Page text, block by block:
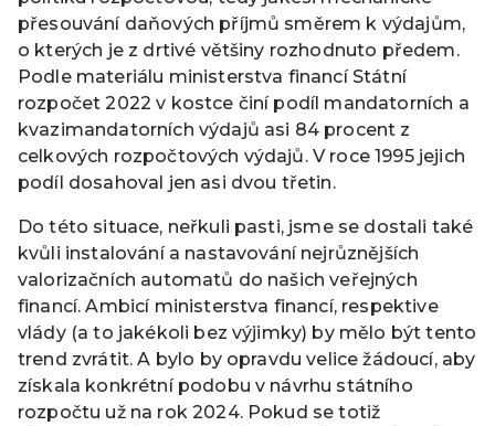
přesouvání daňových příjmů směrem k výdajům,
o kterých je z drtivé většiny rozhodnuto předem.
Podle materiálu ministerstva financí Státní
rozpočet 2022 v kostce činí podíl mandatorních a
kvazimandatorních výdajů asi 84 procent z
celkových rozpočtových výdajů. V roce 1995 jejich
podíl dosahoval jen asi dvou třetin.
Do této situace, neřkuli pasti, jsme se dostali také
kvůli instalování a nastavování nejrůznějších
valorizačních automatů do našich veřejných
financí. Ambicí ministerstva financí, respektive
vlády (a to jakékoli bez výjimky) by mělo být tento
trend zvrátit. A bylo by opravdu velice žádoucí, aby
získala konkrétní podobu v návrhu státního
rozpočtu už na rok 2024. Pokud se totiž